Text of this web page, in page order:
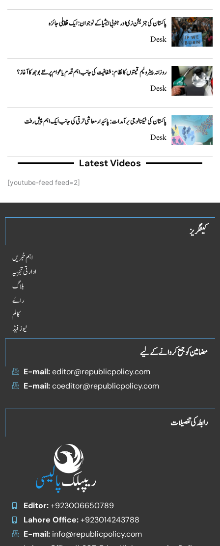
پاکستان کی جنریشن زی اور جنوبی ایشیا کے نوجوان: ایک تقابلی جائزہ
Desk
روزانہ پیٹرولیم قیمتوں کا نظام: شفافیت کی جانب اہم قدم یا عوام پر نئے بوجھ کا آغاز؟
Desk
پاکستان کی ٹیکنالوجی برآمدات: پائیدار معاشی ترقی کی جانب ایک اہم پیش رفت
Desk
Latest Videos
[youtube-feed feed=2]
کیٹگریز
اہم خبریں
ادارتی تجزیہ
بلاگ
راۓ
کالم
نیوز فیڈ
مضامین کو جمع کروانے کے لیے
E-mail:editor@republicpolicy.com
E-mail:coeditor@republicpolicy.com
رابطہ کی تفصیلات
Editor:+923006650789
Lahore Office:+923014243788
E-mail:info@republicpolicy.com